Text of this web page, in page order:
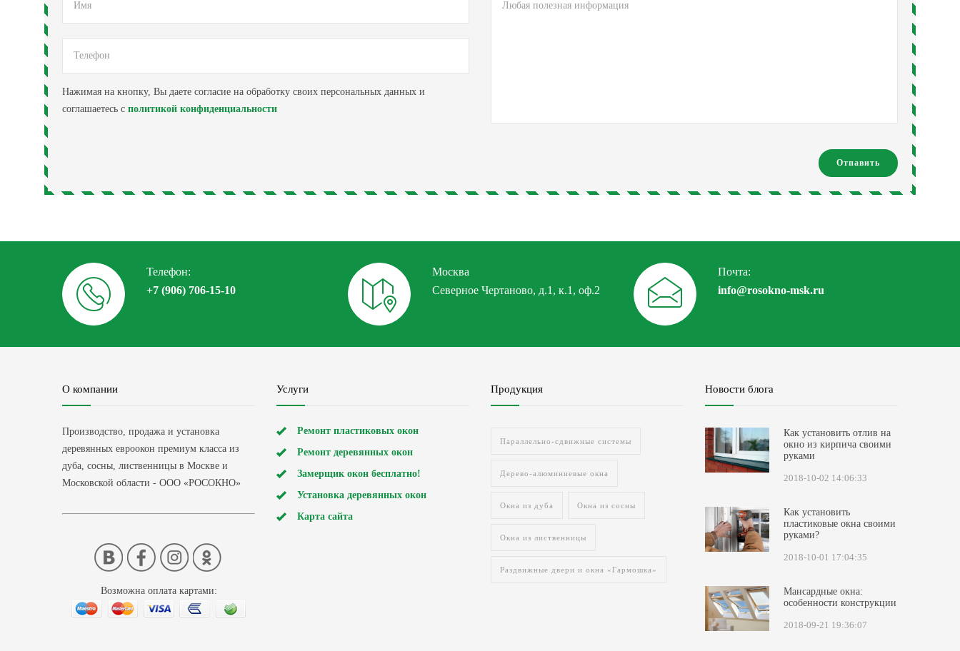
Нажимая на кнопку, Вы даете согласие на обработку своих персональных данных и
соглашаетесь с политикой конфиденциальности
Телефон:
+7 (906) 706-15-10
Москва
Северное Чертаново, д.1, к.1, оф.2
Почта:
info@rosokno-msk.ru
О компании
Производство, продажа и установка
деревянных евроокон премиум класса из
дуба, сосны, лиственницы в Москве и
Московской области - ООО «РОСОКНО»
Возможна оплата картами:
Услуги
Ремонт пластиковых окон
Ремонт деревянных окон
Замерщик окон бесплатно!
Установка деревянных окон
Карта сайта
Продукция
Параллельно-сдвижные системы
Дерево-алюминиевые окна
Окна из дуба Окна из сосны
Окна из лиственницы
Раздвижные двери и окна «Гармошка»
Новости блога
Как установить отлив на
окно из кирпича своими
руками
2018-10-02 14:06:33
Как установить
пластиковые окна своими
руками?
2018-10-01 17:04:35
Мансардные окна:
особенности конструкции
2018-09-21 19:36:07